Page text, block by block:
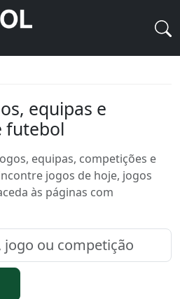
equipas e
futebol
equipas, competições e
jogos de hoje, jogos
às páginas com